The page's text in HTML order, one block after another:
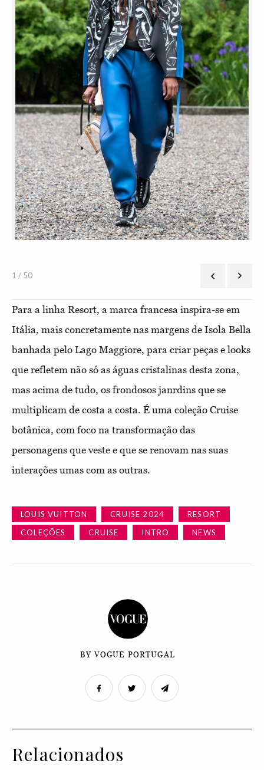
1 / 50
Para a linha Resort, a marca francesa inspira-se em
Itália, mais concretamente nas margens de Isola Bella
banhada pelo Lago Maggiore, para criar peças e looks
que refletem não só as águas cristalinas desta zona,
mas acima de tudo, os frondosos janrdins que se
multiplicam de costa a costa. É uma coleção Cruise
botânica, com foco na transformação das
personagens que veste e que se renovam nas suas
interações umas com as outras.
LOUIS VUITTON CRUISE 2024
RESORT
COLEÇÕES
CRUISE INTRO NEWS
BY VOGUE PORTUGAL
Relacionados